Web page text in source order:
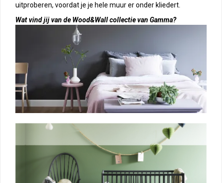
uitproberen, voordat je je hele muur er onder kliedert.
Wat vind jij van de Wood&Wall collectie van Gamma?